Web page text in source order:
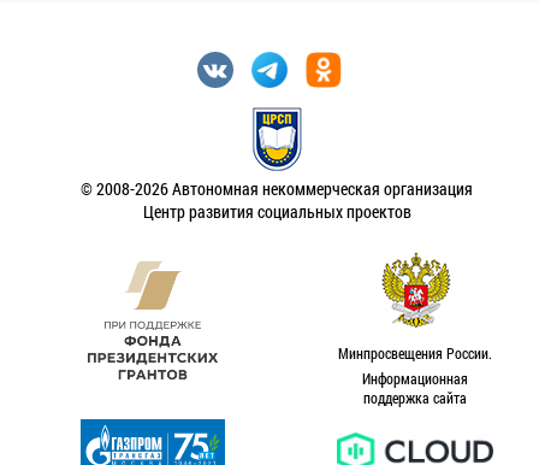
© 2008-2026 Автономная некоммерческая организация
Центр развития социальных проектов
Минпросвещения России.
Информационная
поддержка сайта